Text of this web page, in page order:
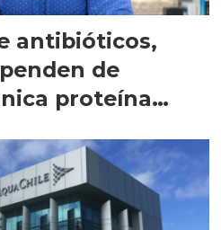
antibióticos,
de
proteína